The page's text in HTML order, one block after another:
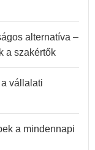
alternatíva –
a szakértők
vállalati
a mindennapi